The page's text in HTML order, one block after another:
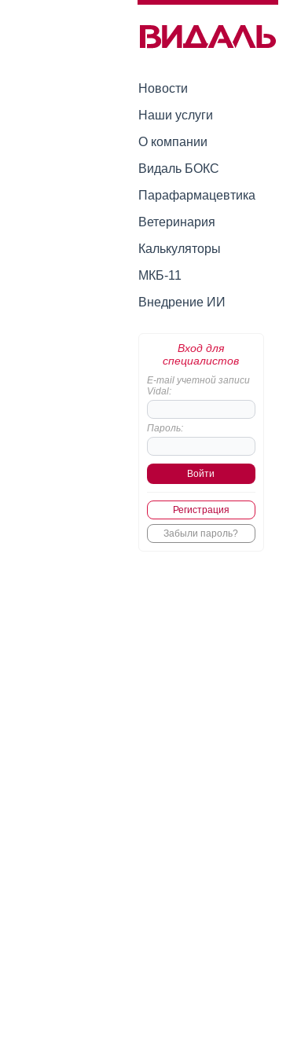
Новости
Наши услуги
О компании
Видаль БОКС
Парафармацевтика
Ветеринария
Калькуляторы
МКБ-11
Внедрение ИИ
Вход для
специалистов
E-mail учетной записи
Vidal:
Пароль:
Регистрация
Забыли пароль?